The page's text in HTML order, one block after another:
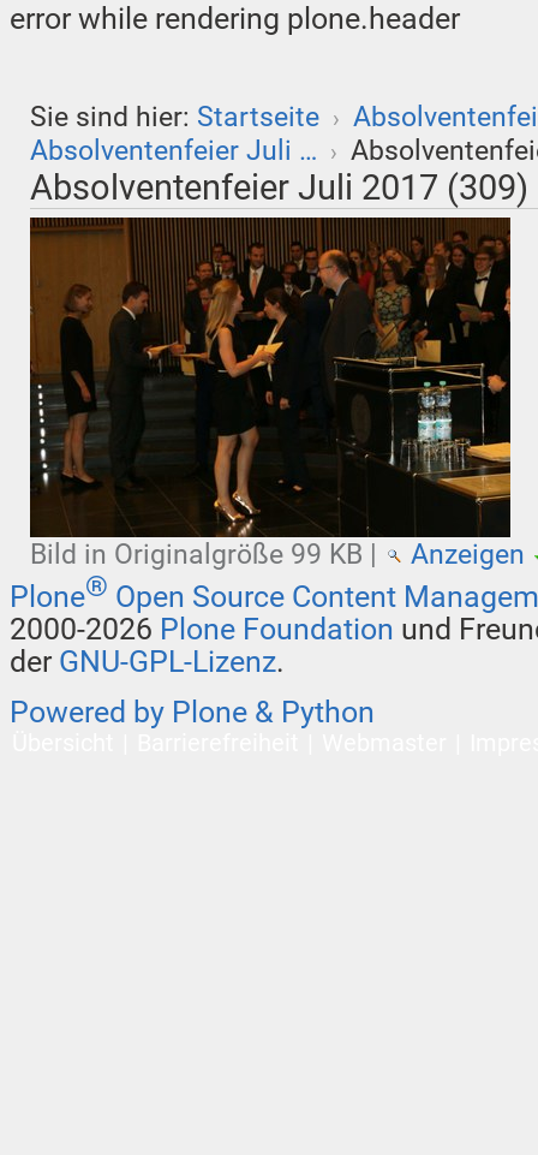
error while rendering plone.header
Sie sind hier: Startseite ›
Absolventenfeier Juli … ›
Absolventenfeier Juli 2017 (309)
Bild in Originalgröße 99 KB | Anzeigen
Plone® Open Source Content
2000-2026 Plone Foundation und
der GNU-GPL-Lizenz.
Powered by Plone & Python